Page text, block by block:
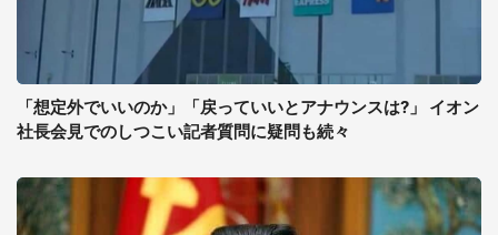
「想定外でいいのか」「戻っていいとアナウンスは?」 イオン
社長会見でのしつこい記者質問に疑問も続々